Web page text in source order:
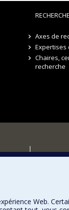
RECHERCHE
Axes de
Expertises
Chaires,
recherche
Web.